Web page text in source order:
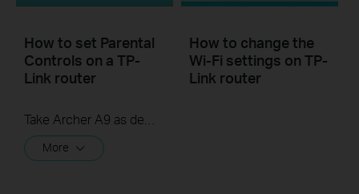
How to set Parental
Controls on a TP-
Link router
More
How to change the
Wi-Fi settings on TP-
Link router